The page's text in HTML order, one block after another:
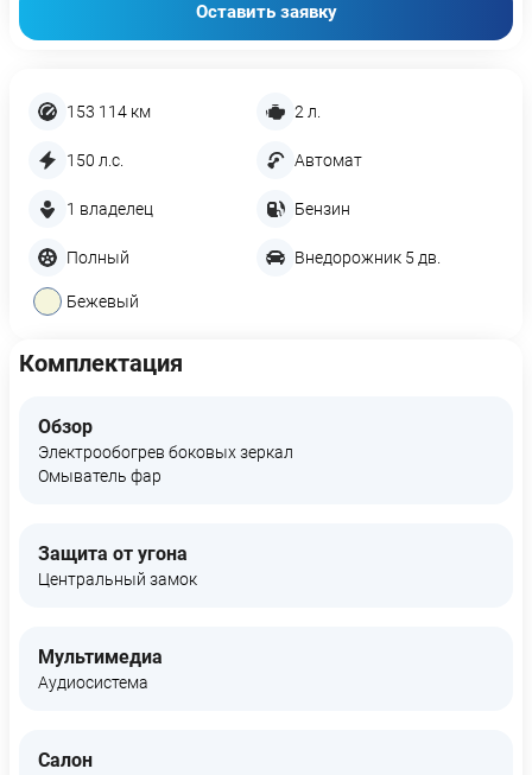
153 114 км 2 л.
150 л.с. Автомат
1 владелец Бензин
Полный Внедорожник 5 дв.
Бежевый
Комплектация
Обзор
Электрообогрев боковых зеркал
Омыватель фар
Защита от угона
Центральный замок
Мультимедиа
Аудиосистема
Салон
Оставить заявку